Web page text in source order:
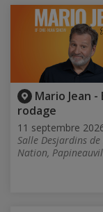
Mario Jean -
rodage
11 septembre
Salle Desjardins
Nation,